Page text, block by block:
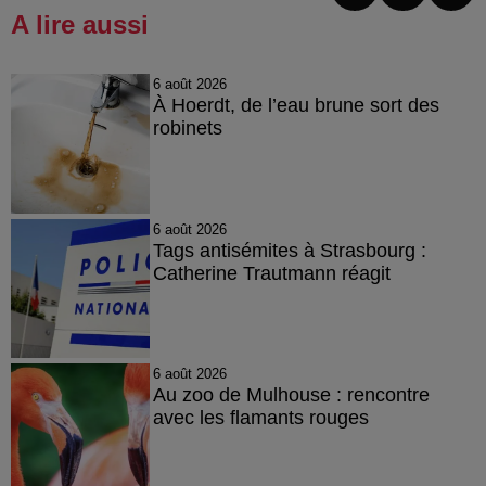
A lire aussi
6 août 2026
À Hoerdt, de l’eau brune sort des
robinets
6 août 2026
Tags antisémites à Strasbourg :
Catherine Trautmann réagit
6 août 2026
Au zoo de Mulhouse : rencontre
avec les flamants rouges